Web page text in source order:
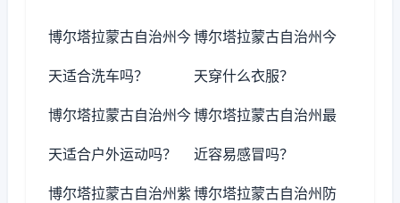
博尔塔拉蒙古自治州今
天适合洗车吗？
博尔塔拉蒙古自治州今
天穿什么衣服？
博尔塔拉蒙古自治州今
天适合户外运动吗？
博尔塔拉蒙古自治州最
近容易感冒吗？
博尔塔拉蒙古自治州紫博尔塔拉蒙古自治州防